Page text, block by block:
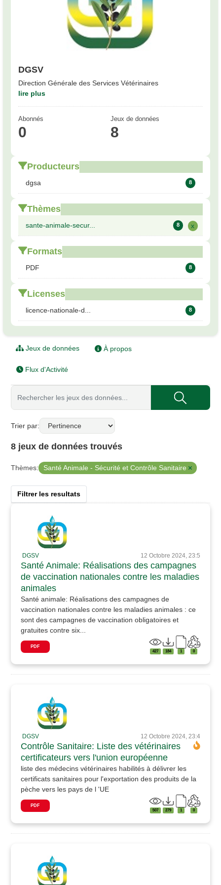
DGSV
Direction Générale des Services Vétérinaires
lire plus
Abonnés
0
Jeux de données
8
Producteurs
dgsa 8
Thèmes
sante-animale-secur... 8 x
Formats
PDF 8
Licenses
licence-nationale-d... 8
Jeux de données À propos
Flux d'Activité
Trier par
8 jeux de données trouvés
Thèmes: Santé Animale - Sécurité et Contrôle Sanitaire
Filtrer les resultats
DGSV 12 Octobre 2024, 23:5
Santé Animale: Réalisations des campagnes
de vaccination nationales contre les maladies
animales
Santé animale: Réalisations des campagnes de
vaccination nationales contre les maladies animales : ce
sont des campagnes de vaccination obligatoires et
gratuites contre six...
PDF
427 184 1 0
DGSV 12 Octobre 2024, 23:4
Contrôle Sanitaire: Liste des vétérinaires
certificateurs vers l'union européenne
liste des médecins vétérinaires habilités à délivrer les
certificats sanitaires pour l'exportation des produits de la
pèche vers les pays de l 'UE
PDF
507 279 1 0